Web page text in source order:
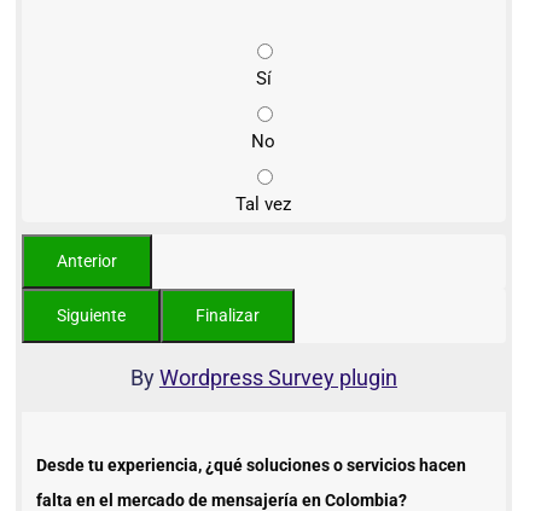
Sí
No
Tal vez
ByWordpress Survey plugin
Desde tu experiencia, ¿qué soluciones o servicios hacen
falta en el mercado de mensajería en Colombia?